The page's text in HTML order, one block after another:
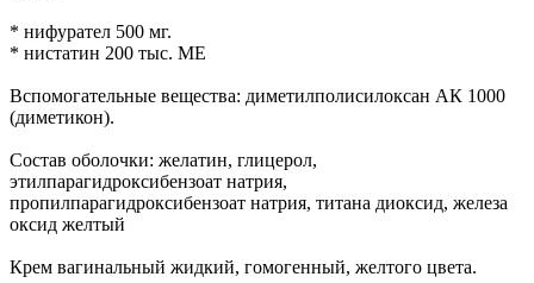
* нифурател 500 мг.
* нистатин 200 тыс. МЕ
Вспомогательные вещества: диметилполисилоксан АК 1000
(диметикон).
Состав оболочки: желатин, глицерол,
этилпарагидроксибензоат натрия,
пропилпарагидроксибензоат натрия, титана диоксид, железа
оксид желтый
Крем вагинальный жидкий, гомогенный, желтого цвета.